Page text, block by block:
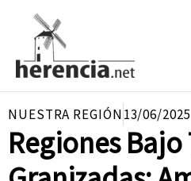
contenido
NUESTRA REGIÓN13/06/2025
Regiones